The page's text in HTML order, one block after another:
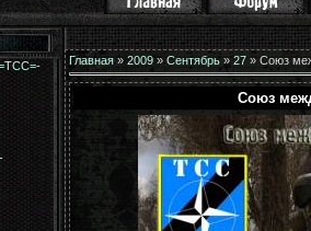
Главная » 2009 » Сентябрь » 27 » Союз
Союз